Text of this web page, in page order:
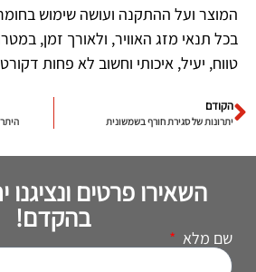
המוצר ועל ההתקנה ועושה שימוש
בכל תנאי מזג האוויר, ולאורך זמן,
טווח, יעיל, איכותי וחשוב לא פחות
הקודם
יתרונות של סגירת חורף בשמשונית
השאירו פרטים ונציגנו
בהקדם!
שם מלא